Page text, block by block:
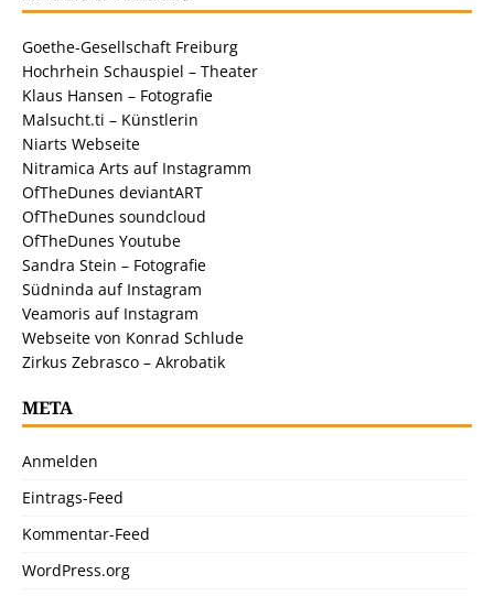
Goethe-Gesellschaft Freiburg
Hochrhein Schauspiel – Theater
Klaus Hansen – Fotografie
Malsucht.ti – Künstlerin
Niarts Webseite
Nitramica Arts auf Instagramm
OfTheDunes deviantART
OfTheDunes soundcloud
OfTheDunes Youtube
Sandra Stein – Fotografie
Südninda auf Instagram
Veamoris auf Instagram
Webseite von Konrad Schlude
Zirkus Zebrasco – Akrobatik
META
Anmelden
Eintrags-Feed
Kommentar-Feed
WordPress.org